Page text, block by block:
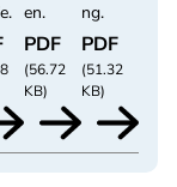
en.
PDF
(56.72
KB)
ng.
PDF
(51.32
KB)